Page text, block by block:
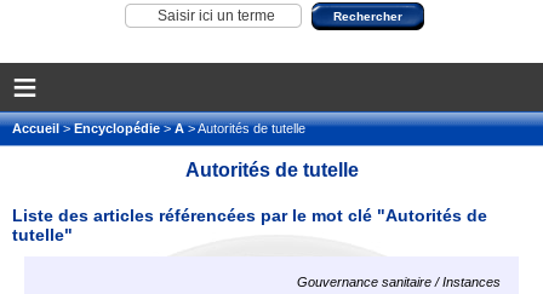
≡
Accueil>Encyclopédie>A> Autorités de tutelle
Autorités de tutelle
Liste des articles référencées par le mot clé "Autorités de
tutelle"
Gouvernance sanitaire / Instances